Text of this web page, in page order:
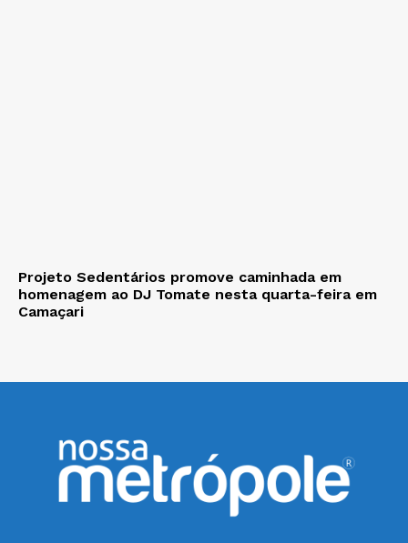
Projeto Sedentários promove caminhada em
homenagem ao DJ Tomate nesta quarta-feira em
Camaçari